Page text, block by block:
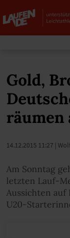
Gold,
räumen
14.12.2015 11:27 |
Am Sonntag
letzten Lauf-
Aussichten auf
U20-